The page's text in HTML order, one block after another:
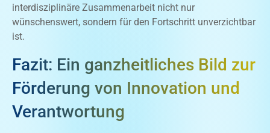
interdisziplinäre Zusammenarbeit nicht nur
wünschenswert, sondern für den Fortschritt unverzichtbar
ist.
Fazit: Ein ganzheitliches Bild zur
Förderung von Innovation und
Verantwortung